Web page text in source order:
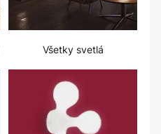
Všetky svetlá